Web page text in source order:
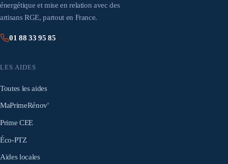
énergétique et mise en relation avec des
artisans RGE, partout en France.
01 88 33 95 85
LES AIDES
Toutes les aides
MaPrimeRénov'
Prime CEE
Éco-PTZ
Aides locales